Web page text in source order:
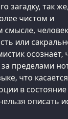
загадку, так
чистом и
смысле,
или
осознает,
пределами
что
в
описать